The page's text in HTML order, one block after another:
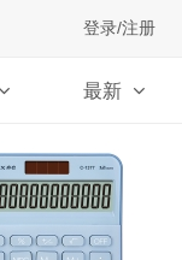
登录/注册
最新